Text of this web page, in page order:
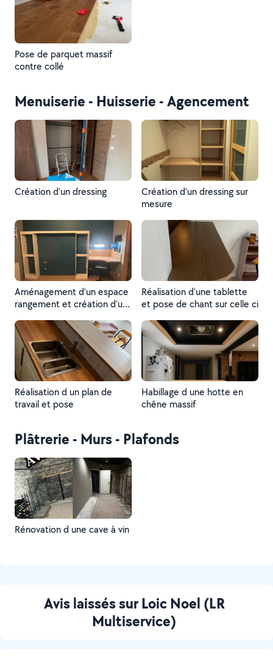
Pose de parquet massif
contre collé
Menuiserie - Huisserie - Agencement
Création d’un dressing
Création d’un dressing sur
mesure
Aménagement d’un espace
rangement et création d’un
Réalisation d'une tablette
et pose de chant sur celle ci
Réalisation d un plan de
travail et pose
Habillage d une hotte en
chêne massif
Plâtrerie - Murs - Plafonds
Rénovation d une cave à vin
Avis laissés sur Loic Noel (LR
Multiservice)